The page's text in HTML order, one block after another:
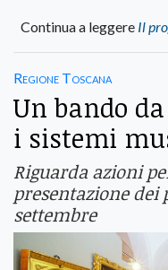
Continua a leggere Il
Regione Toscana
Un bando
i sistemi
Riguarda azioni
presentazione dei
settembre